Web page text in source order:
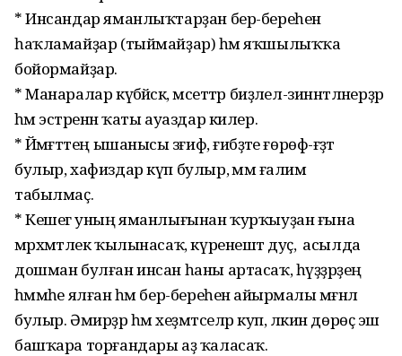
* Инсандар яманлыҡтарҙан бер-береһен
һаҡламайҙар (тыймайҙар) һәм яҡшылыҡҡа
бойормайҙар.
* Манаралар күбәйәсәк, мәсеттәр биҙәлел-зиннәтләнерҙәр
һәм эстәренән ҡаты ауаздар килер.
* Йәмәғәттең ышанысы зәғиф, ғибәҙәте ғөрөф-ғәҙәт
булыр, хафиздар күп булыр, әммә ғалим
табылмаҫ.
* Кешегә уның яманлығынан ҡурҡыуҙан ғына
мәрхәмәтлек ҡылынасаҡ, күренештә дуҫ, ә асылда
дошман булған инсан һаны артасаҡ, һүҙҙәрҙең
һәммәһе ялған һәм бер-береһенә айырмалы мәғәнәлә
булыр. Әмирҙәр һәм хеҙмәтселәр куп, ләкин дөрөҫ эш
башҡара торғандары аҙ ҡаласаҡ.